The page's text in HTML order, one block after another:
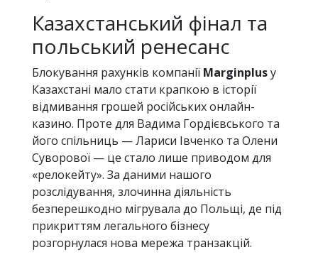
Казахстанський фінал та
польський ренесанс
Блокування рахунків компанії Marginplusу
Казахстані мало стати крапкою в історії
відмивання грошей російських онлайн-
казино. Проте для Вадима Гордієвського та
його спільниць — Лариси Івченко та Олени
Суворової — це стало лише приводом для
«релокейту». За даними нашого
розслідування, злочинна діяльність
безперешкодно мігрувала до Польщі, де під
прикриттям легального бізнесу
розгорнулася нова мережа транзакцій.